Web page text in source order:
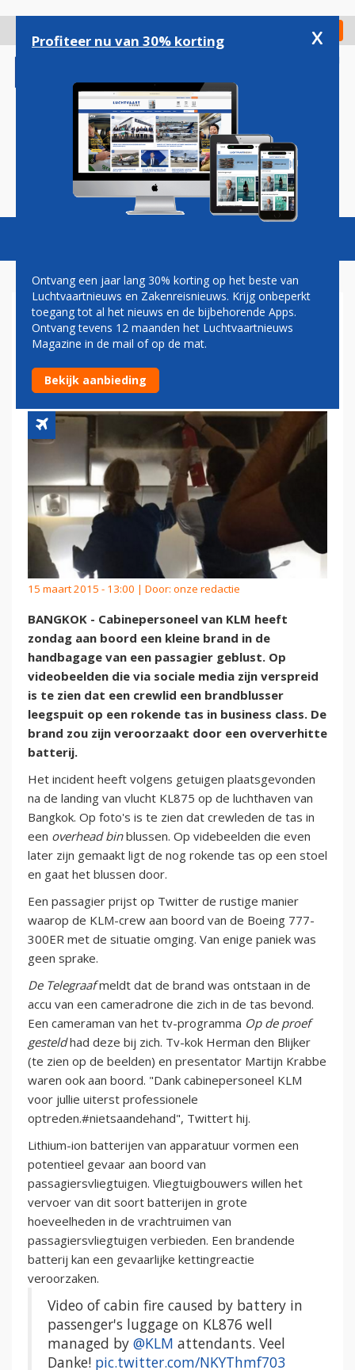
gaan
Check in
Magazine Podcasts Vacatures
KLM-CREW BLUST AAN
BOORD BRANDJE IN
HANDBAGAGE
15 maart 2015 - 13:00 | Door: onze redactie
BANGKOK - Cabinepersoneel van KLM heeft
zondag aan boord een kleine brand in de
handbagage van een passagier geblust. Op
videobeelden die via sociale media zijn verspreid
is te zien dat een crewlid een brandblusser
leegspuit op een rokende tas in business class. De
brand zou zijn veroorzaakt door een oververhitte
batterij.
Het incident heeft volgens getuigen plaatsgevonden
na de landing van vlucht KL875 op de luchthaven van
Bangkok. Op foto's is te zien dat crewleden de tas in
een overhead binblussen. Op videbeelden die even
later zijn gemaakt ligt de nog rokende tas op een stoel
en gaat het blussen door.
Een passagier prijst op Twitter de rustige manier
waarop de KLM-crew aan boord van de Boeing 777-
300ER met de situatie omging. Van enige paniek was
geen sprake.
De Telegraafmeldt dat de brand was ontstaan in de
accu van een cameradrone die zich in de tas bevond.
Een cameraman van het tv-programma Op de proef
gesteldhad deze bij zich. Tv-kok Herman den Blijker
(te zien op de beelden) en presentator Martijn Krabbe
waren ook aan boord. "Dank cabinepersoneel KLM
voor jullie uiterst professionele
optreden.#nietsaandehand", Twittert hij.
Lithium-ion batterijen van apparatuur vormen een
potentieel gevaar aan boord van
passagiersvliegtuigen. Vliegtuigbouwers willen het
vervoer van dit soort batterijen in grote
hoeveelheden in de vrachtruimen van
passagiersvliegtuigen verbieden. Een brandende
batterij kan een gevaarlijke kettingreactie
veroorzaken.
Video of cabin fire caused by battery in
passenger's luggage on KL876 well
managed by @KLM attendants. Veel
Danke! pic.twitter.com/NKYThmf703
Profiteer nu van 30% korting x
Ontvang een jaar lang 30% korting op het beste van
Luchtvaartnieuws en Zakenreisnieuws. Krijg onbeperkt
toegang tot al het nieuws en de bijbehorende Apps.
Ontvang tevens 12 maanden het Luchtvaartnieuws
Magazine in de mail of op de mat.
Bekijk aanbieding